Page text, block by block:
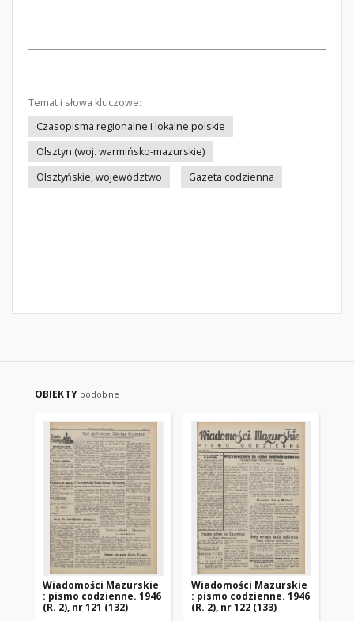
Temat i słowa kluczowe:
Czasopisma regionalne i lokalne polskie
Olsztyn (woj. warmińsko-mazurskie)
Olsztyńskie, województwo
Gazeta codzienna
OBIEKTY podobne
Wiadomości Mazurskie
: pismo codzienne. 1946
(R. 2), nr 121 (132)
Wiadomości Mazurskie
: pismo codzienne. 1946
(R. 2), nr 122 (133)